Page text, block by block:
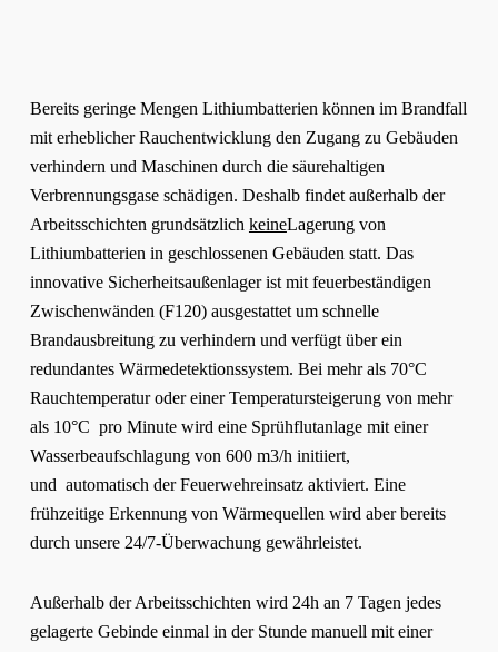
Bereits geringe Mengen Lithiumbatterien können im Brandfall
mit erheblicher Rauchentwicklung den Zugang zu Gebäuden
verhindern und Maschinen durch die säurehaltigen
Verbrennungsgase schädigen. Deshalb findet außerhalb der
Arbeitsschichten grundsätzlich keineLagerung von
Lithiumbatterien in geschlossenen Gebäuden statt. Das
innovative Sicherheitsaußenlager ist mit feuerbeständigen
Zwischenwänden (F120) ausgestattet um schnelle
Brandausbreitung zu verhindern und verfügt über ein
redundantes Wärmedetektionssystem. Bei mehr als 70°C
Rauchtemperatur oder einer Temperatursteigerung von mehr
als 10°C pro Minute wird eine Sprühflutanlage mit einer
Wasserbeaufschlagung von 600 m3/h initiiert,
und automatisch der Feuerwehreinsatz aktiviert. Eine
frühzeitige Erkennung von Wärmequellen wird aber bereits
durch unsere 24/7-Überwachung gewährleistet.
Außerhalb der Arbeitsschichten wird 24h an 7 Tagen jedes
gelagerte Gebinde einmal in der Stunde manuell mit einer